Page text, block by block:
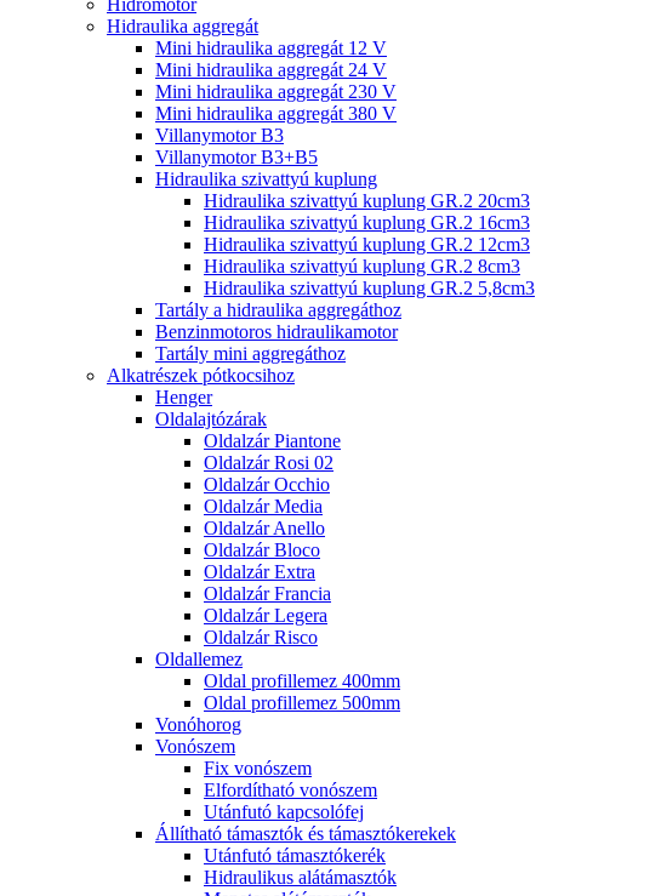
Hidromotor
Hidraulika aggregát
Mini hidraulika aggregát 12 V
Mini hidraulika aggregát 24 V
Mini hidraulika aggregát 230 V
Mini hidraulika aggregát 380 V
Villanymotor B3
Villanymotor B3+B5
Hidraulika szivattyú kuplung
Hidraulika szivattyú kuplung GR.2 20cm3
Hidraulika szivattyú kuplung GR.2 16cm3
Hidraulika szivattyú kuplung GR.2 12cm3
Hidraulika szivattyú kuplung GR.2 8cm3
Hidraulika szivattyú kuplung GR.2 5,8cm3
Tartály a hidraulika aggregáthoz
Benzinmotoros hidraulikamotor
Tartály mini aggregáthoz
Alkatrészek pótkocsihoz
Henger
Oldalajtózárak
Oldalzár Piantone
Oldalzár Rosi 02
Oldalzár Occhio
Oldalzár Media
Oldalzár Anello
Oldalzár Bloco
Oldalzár Extra
Oldalzár Francia
Oldalzár Legera
Oldalzár Risco
Oldallemez
Oldal profillemez 400mm
Oldal profillemez 500mm
Vonóhorog
Vonószem
Fix vonószem
Elfordítható vonószem
Utánfutó kapcsolófej
Állítható támasztók és támasztókerekek
Utánfutó támasztókerék
Hidraulikus alátámasztók